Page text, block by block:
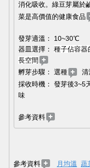
消化吸收。綠豆芽屬於
菜是高價值的健康食品
發芽適溫： 10~30℃
器皿選擇： 種子佔容器
長空間
孵芽步驟： 選種
採收時機： 發芽後3~5
味
參考資料
參考資料 月均溫 蔬